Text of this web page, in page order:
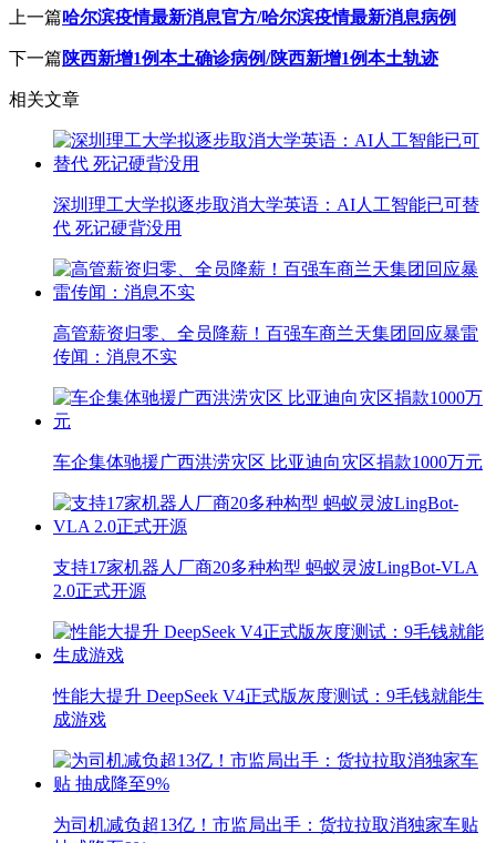
上一篇哈尔滨疫情最新消息官方/哈尔滨疫情最新消息病例
下一篇陕西新增1例本土确诊病例/陕西新增1例本土轨迹
相关文章
深圳理工大学拟逐步取消大学英语：AI人工智能已可替
代 死记硬背没用
高管薪资归零、全员降薪！百强车商兰天集团回应暴雷
传闻：消息不实
车企集体驰援广西洪涝灾区 比亚迪向灾区捐款1000万元
支持17家机器人厂商20多种构型 蚂蚁灵波LingBot-VLA
2.0正式开源
性能大提升 DeepSeek V4正式版灰度测试：9毛钱就能生
成游戏
为司机减负超13亿！市监局出手：货拉拉取消独家车贴